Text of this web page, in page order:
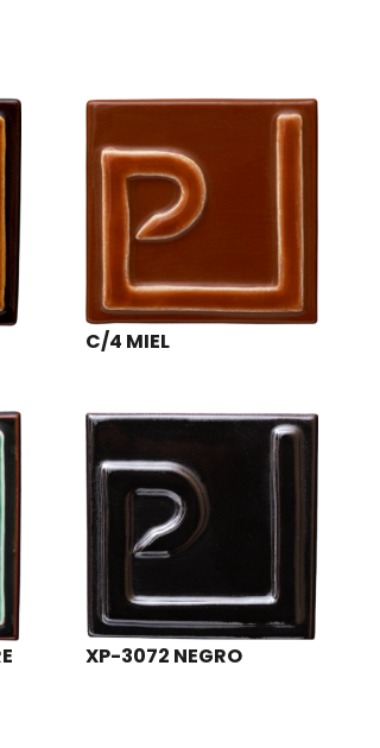
C/4 MIEL
XP-3072 NEGRO